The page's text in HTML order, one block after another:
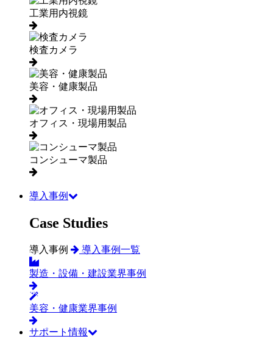
工業用内視鏡
検査カメラ
美容・健康製品
オフィス・現場用製品
コンシューマ製品
導入事例
Case Studies
導入事例 導入事例一覧
製造・設備・建設業界事例
美容・健康業界事例
サポート情報